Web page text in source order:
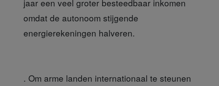
jaar een veel groter besteedbaar inkomen
omdat de autonoom stijgende
energierekeningen halveren.
. Om arme landen internationaal te steunen